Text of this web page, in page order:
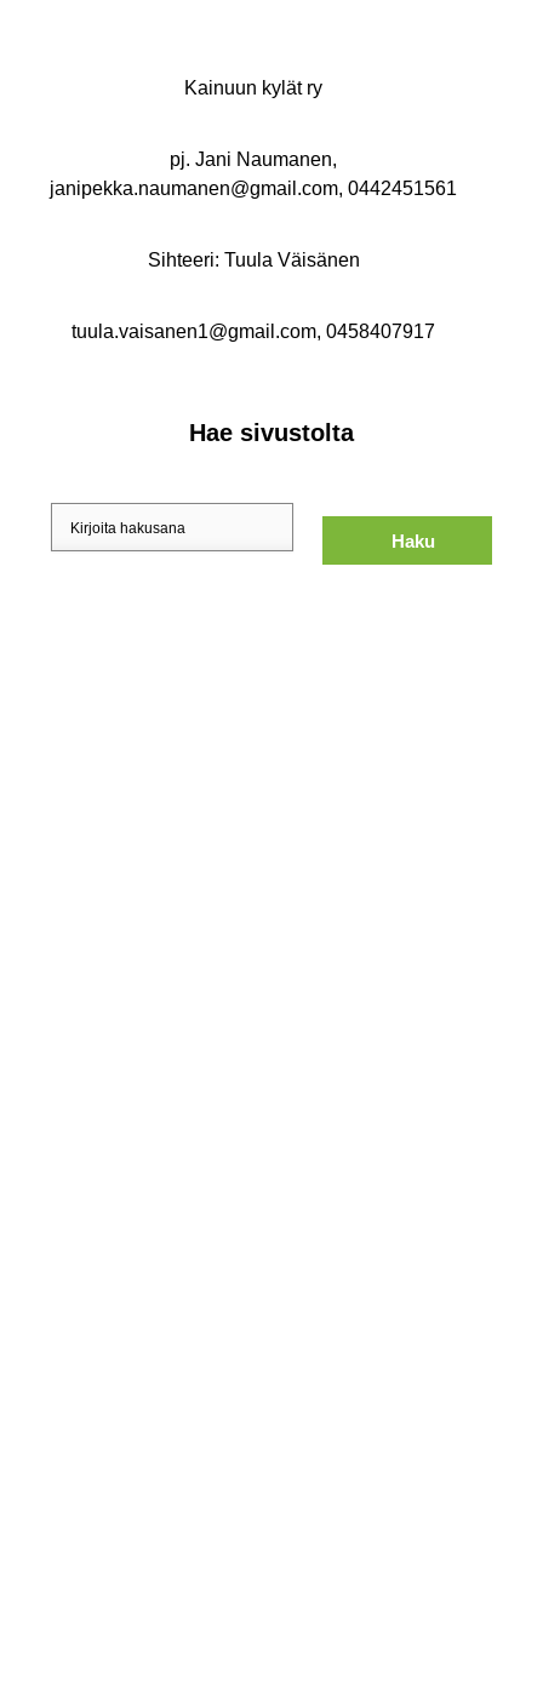
Kainuun kylät ry
pj. Jani Naumanen,
janipekka.naumanen@gmail.com, 0442451561
Sihteeri: Tuula Väisänen
tuula.vaisanen1@gmail.com, 0458407917
Hae sivustolta